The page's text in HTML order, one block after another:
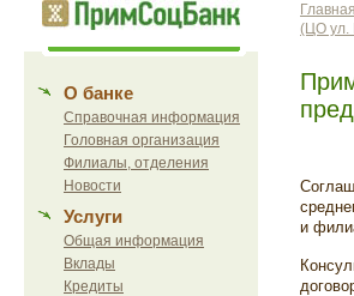
О банке
Справочная информация
Головная организация
Филиалы, отделения
Новости
Услуги
Общая информация
Вклады
Кредиты
Главная
(ЦО ул.
и